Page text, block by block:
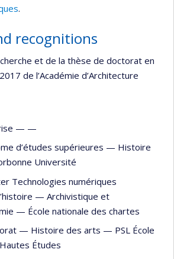
.
recognitions
et de la thèse de doctorat en
de l’Académie d’Architecture
— —
d’études supérieures — Histoire
Université
Technologies numériques
— Archivistique et
— École nationale des chartes
— Histoire des arts — PSL École
Études